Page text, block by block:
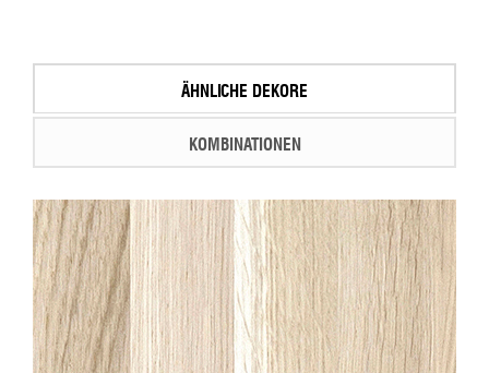
ÄHNLICHE DEKORE
KOMBINATIONEN